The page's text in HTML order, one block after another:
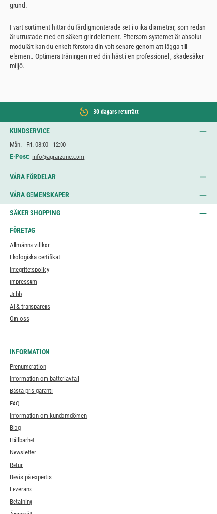
grund.
I vårt sortiment hittar du färdigmonterade set i olika diametrar, som redan
är utrustade med ett säkert grindelement. Eftersom systemet är absolut
modulärt kan du enkelt förstora din volt senare genom att lägga till
element. Optimera träningen med din häst i en professionell, skadesäker
miljö.
30 dagars returrätt
KUNDSERVICE
Mån. - Fri. 08:00 - 12:00
E-Post: info@agrarzone.com
VÅRA FÖRDELAR
VÅRA GEMENSKAPER
SÄKER SHOPPING
FÖRETAG
Allmänna villkor
Ekologiska certifikat
Integritetspolicy
Impressum
Jobb
AI & transparens
Om oss
INFORMATION
Prenumeration
Information om batteriavfall
Bästa pris-garanti
FAQ
Information om kundomdömen
Blog
Hållbarhet
Newsletter
Retur
Bevis på expertis
Leverans
Betalning